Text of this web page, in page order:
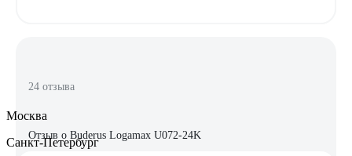
24 отзыва
Отзыв о Buderus Logamax U072-24K
Москва
Санкт-Петербург